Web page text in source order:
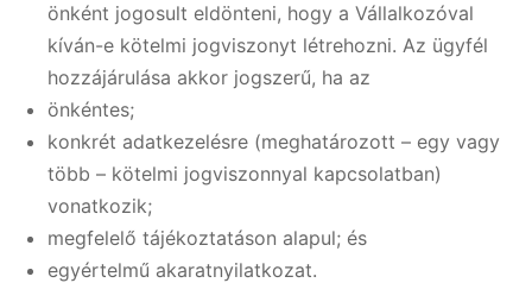
önként jogosult eldönteni, hogy a Vállalkozóval
kíván-e kötelmi jogviszonyt létrehozni. Az ügyfél
hozzájárulása akkor jogszerű, ha az
önkéntes;
konkrét adatkezelésre (meghatározott – egy vagy
több – kötelmi jogviszonnyal kapcsolatban)
vonatkozik;
megfelelő tájékoztatáson alapul; és
egyértelmű akaratnyilatkozat.